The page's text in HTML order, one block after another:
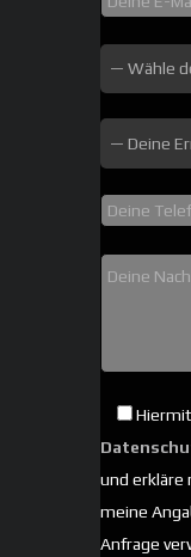
und erkläre
meine
Anfrage